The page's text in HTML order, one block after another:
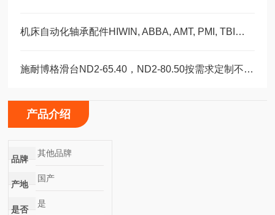
机床自动化轴承配件HIWIN, ABBA, AMT, PMI, TBI滑块导轨丝杠
施耐博格滑台ND2-65.40，ND2-80.50按需求定制不同模具
产品介绍
品牌
其他品牌
产地
国产
是否
是